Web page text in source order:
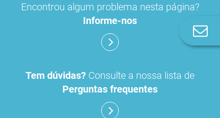
Encontrou algum problema nesta página?
Informe-nos
Tem dúvidas? Consulte a nossa lista de
Perguntas frequentes